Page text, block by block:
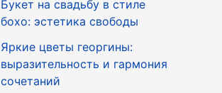
Букет на свадьбу в стиле
бохо: эстетика свободы
Яркие цветы георгины:
выразительность и гармония
сочетаний